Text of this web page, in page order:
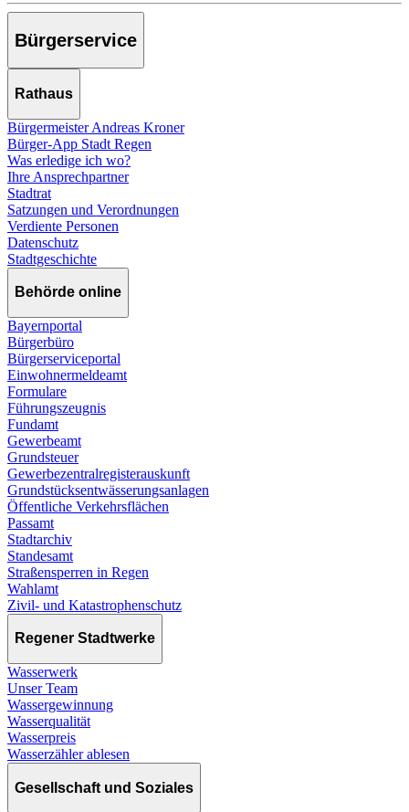
Bürgerservice
Rathaus
Bürgermeister Andreas Kroner
Bürger-App Stadt Regen
Was erledige ich wo?
Ihre Ansprechpartner
Stadtrat
Satzungen und Verordnungen
Verdiente Personen
Datenschutz
Stadtgeschichte
Behörde online
Bayernportal
Bürgerbüro
Bürgerserviceportal
Einwohnermeldeamt
Formulare
Führungszeugnis
Fundamt
Gewerbeamt
Grundsteuer
Gewerbezentralregisterauskunft
Grundstücksentwässerungsanlagen
Öffentliche Verkehrsflächen
Passamt
Stadtarchiv
Standesamt
Straßensperren in Regen
Wahlamt
Zivil- und Katastrophenschutz
Regener Stadtwerke
Wasserwerk
Unser Team
Wassergewinnung
Wasserqualität
Wasserpreis
Wasserzähler ablesen
Gesellschaft und Soziales